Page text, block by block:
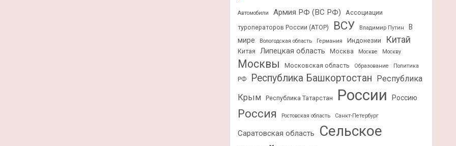
Автомобили Армия РФ (ВС РФ)
Ассоциации
туроператоров России (АТОР)
ВСУ Владимир Путин
В
мире
Вологодская область Германия Индонезии Китай
Китая Липецкая область Москва Москве Москву
Москвы Московская область Образование Политика
РФ Республика Башкортостан Республика
Крым
Республика Татарстан России Россию
Россия Ростовская область Санкт-Петербург
Саратовская область
Сельское